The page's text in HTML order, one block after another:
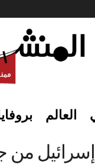
العالم
من